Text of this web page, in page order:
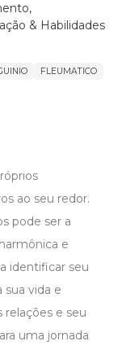
,
& Habilidades
FLEUMATICO
ao seu redor.
pode ser a
e
identificar seu
vida e
relações e seu
uma jornada